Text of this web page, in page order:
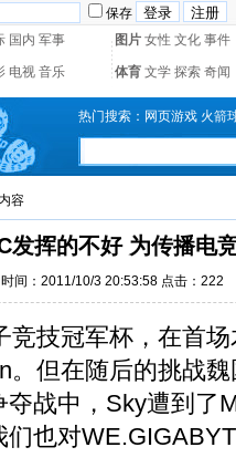
保存
国内 军事 图片 女性 文化 事件
电视 音乐 体育 文学 探索 奇闻
热门搜索： 网页游戏 火箭
容
发挥的不好 为传播电
时间：2011/10/3 20:53:58 点击： 222
竞技冠军杯，在首
。但在随后的挑战
战中，Sky遭到了
们也对